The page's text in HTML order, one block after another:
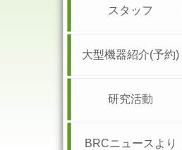
スタッフ
大型機器紹介(予約)
研究活動
BRCニュースより